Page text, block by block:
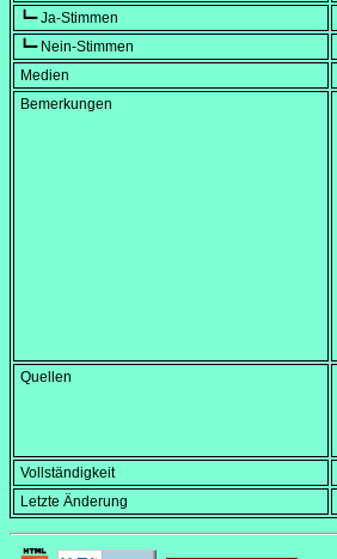
┗━ Ja-Stimmen
┗━ Nein-Stimmen
Medien
Bemerkungen
Quellen
Vollständigkeit
Letzte Änderung